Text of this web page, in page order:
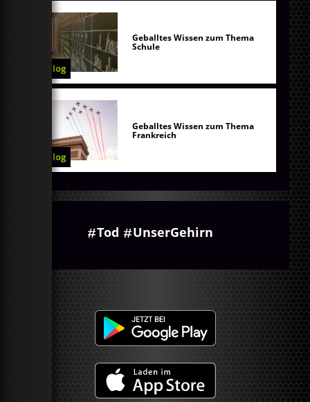
Blog
Geballtes Wissen zum Thema
Schule
Blog
Geballtes Wissen zum Thema
Frankreich
Tod UnserGehirn